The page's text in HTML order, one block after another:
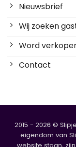
Nieuwsbrief
Wij zoeken
Word
Contact
2015 - 2026 ©
eigendom van